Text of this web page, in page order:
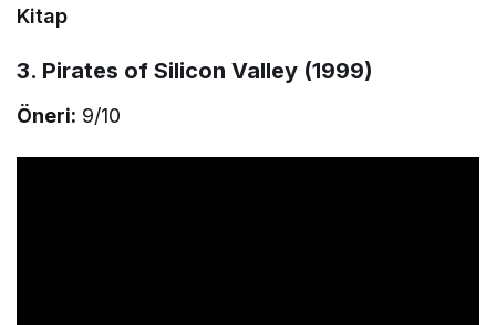
Kitap
3. Pirates of Silicon Valley (1999)
Öneri: 9/10